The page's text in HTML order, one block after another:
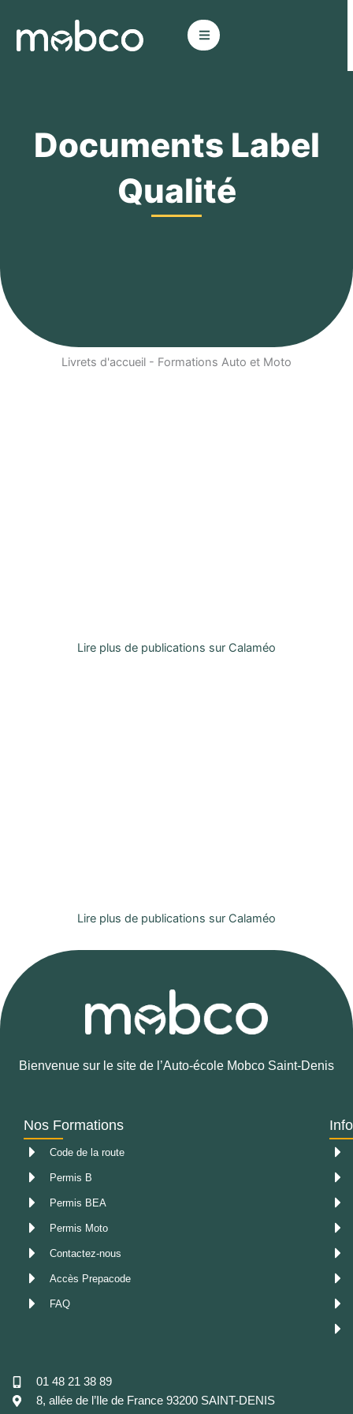
contenu
Documents Label
Qualité
Livrets d'accueil - Formations Auto et Moto
Lire plus de publications sur Calaméo
Lire plus de publications sur Calaméo
Bienvenue sur le site de l’Auto-école Mobco Saint-Denis
Nos Formations
Code de la route
Permis B
Permis BEA
Permis Moto
Contactez-nous
Accès Prepacode
FAQ
01 48 21 38 89
8, allée de l’Ile de France 93200 SAINT-DENIS